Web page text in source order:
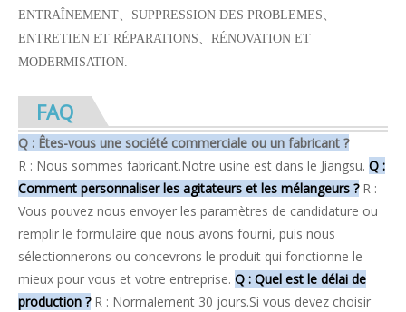
ENTRAÎNEMENT、 SUPPRESSION DES PROBLEMES、
ENTRETIEN ET RÉPARATIONS、 RÉNOVATION ET
MODERMISATION.
FAQ
Q : Êtes-vous une société commerciale ou un fabricant ?
R : Nous sommes fabricant.Notre usine est dans le Jiangsu. Q :
Comment personnaliser les agitateurs et les mélangeurs ?R :
Vous pouvez nous envoyer les paramètres de candidature ou
remplir le formulaire que nous avons fourni, puis nous
sélectionnerons ou concevrons le produit qui fonctionne le
mieux pour vous et votre entreprise. Q : Quel est le délai de
production ?R : Normalement 30 jours.Si vous devez choisir